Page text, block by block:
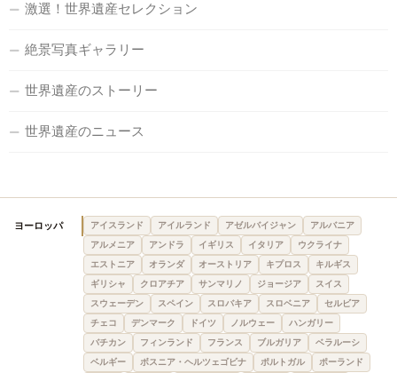
激選！世界遺産セレクション
絶景写真ギャラリー
世界遺産のストーリー
世界遺産のニュース
ヨーロッパ アイスランド アイルランド アゼルバイジャン
アルバニア
アルメニア
アンドラ イギリス イタリア
ウクライナ
エストニア
オランダ オーストリア キプロス
キルギス
ギリシャ
クロアチア サンマリノ ジョージア
スイス
スウェーデン
スペイン スロバキア スロベニア
セルビア
チェコ
デンマーク ドイツ ノルウェー
ハンガリー
バチカン
フィンランド フランス ブルガリア
ベラルーシ
ベルギー
ボスニア・ヘルツェゴビナ ポルトガル
ポーランド